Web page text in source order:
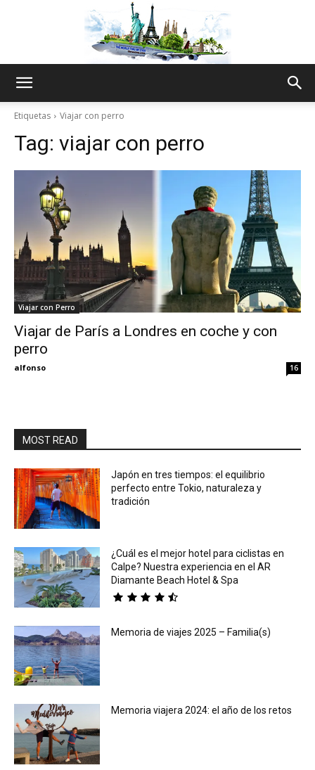
World
Thru
Etiquetas Viajar con perro
Tag: viajar con perro
Viajar con Perro
Viajar de París a Londres en coche y con
perro
alfonso 16
MOST READ
Japón en tres tiempos: el equilibrio
perfecto entre Tokio, naturaleza y
tradición
¿Cuál es el mejor hotel para ciclistas en
Calpe? Nuestra experiencia en el AR
Diamante Beach Hotel & Spa
Memoria de viajes 2025 – Familia(s)
Memoria viajera 2024: el año de los retos